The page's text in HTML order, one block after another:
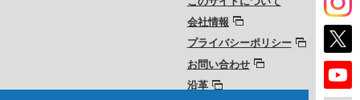
会社情報
プライバシーポリシー
お問い合わせ
沿革